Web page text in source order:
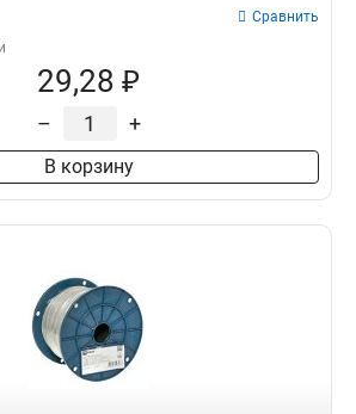
Сравнить
29,28 ₽
– +
В корзину